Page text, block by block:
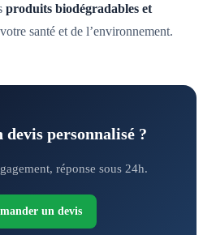
produits biodégradables et
santé et de l’environnement.
devis personnalisé ?
réponse sous 24h.
un devis